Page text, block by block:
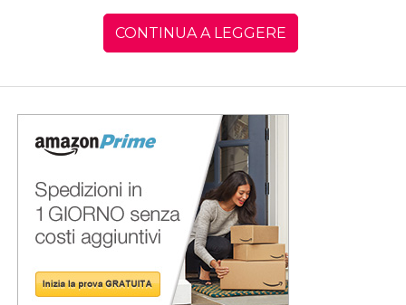
CONTINUA A LEGGERE